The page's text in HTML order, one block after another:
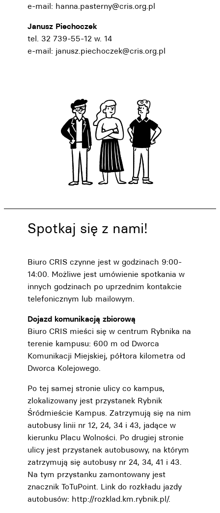
e-mail: hanna.pasterny@cris.org.pl
Janusz Piechoczek
tel. 32 739-55-12 w. 14
e-mail: janusz.piechoczek@cris.org.pl
Spotkaj się z nami!
Biuro CRIS czynne jest w godzinach 9:00-
14:00. Możliwe jest umówienie spotkania w
innych godzinach po uprzednim kontakcie
telefonicznym lub mailowym.
Dojazd komunikacją zbiorową
Biuro CRIS mieści się w centrum Rybnika na
terenie kampusu: 600 m od Dworca
Komunikacji Miejskiej, półtora kilometra od
Dworca Kolejowego.
Po tej samej stronie ulicy co kampus,
zlokalizowany jest przystanek Rybnik
Śródmieście Kampus. Zatrzymują się na nim
autobusy linii nr 12, 24, 34 i 43, jadące w
kierunku Placu Wolności. Po drugiej stronie
ulicy jest przystanek autobusowy, na którym
zatrzymują się autobusy nr 24, 34, 41 i 43.
Na tym przystanku zamontowany jest
znacznik ToTuPoint. Link do rozkładu jazdy
autobusów: http://rozklad.km.rybnik.pl/.